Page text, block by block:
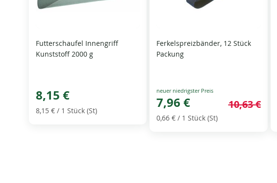
Futterschaufel Innengriff
Kunststoff 2000 g
8,15 €
8,15 € / 1 Stück (St)
Ferkelspreizbänder, 12 Stück
Packung
Special
Price
7,96 € 10,63 €
0,66 € / 1 Stück (St)